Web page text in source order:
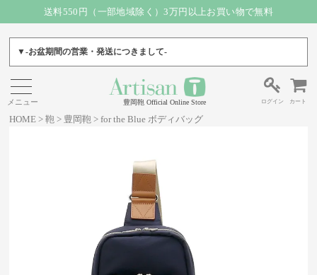
送料550円（一部地域除く）3万円以上お買い物で無料
▼-お盆期間の営業・発送につきまして-
豊岡鞄 Official Online Store ログイン カート
HOME 鞄 豊岡鞄 for the Blue ボディバッグ